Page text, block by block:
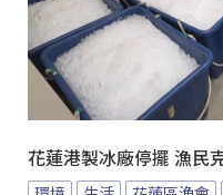
花蓮港製冰廠停擺 漁民